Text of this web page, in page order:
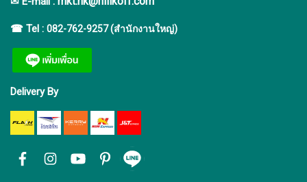
☎ Tel : 082-762-9257 (สำนักงานใหญ่)
Delivery By